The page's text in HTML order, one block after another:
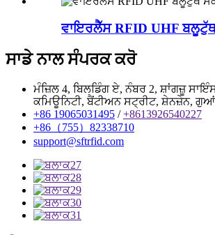
ਵਾਇਰਲੈੱਸ RFID UHF
ਸਾਡੇ ਨਾਲ ਸੰਪਰਕ ਕਰੋ
ਮੰਜ਼ਿਲ 4, ਬਿਲਡਿੰਗ ਏ, ਨੰਬਰ 2, ਸ਼ਾਂਗਜ਼ੂ
ਕਮਿਊਨਿਟੀ, ਬੈਂਟੀਅਨ ਸਟ੍ਰੀਟ, ਸ਼ੇਨਜ਼ੇਨ,
+86 19065031495 /+8613926540227
+86（755）82338710
support@sftrfid.com